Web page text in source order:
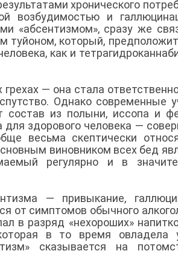
хронического
возбудимостью и
«абсентизмом», сразу же
который,
как и
— она стала
Однако современные
состав из полыни, иссопа и
для здорового человека —
весьма скептически
виновником всех бед
регулярно и в
— привыкание,
от симптомов обычного
в разряд «нехороших»
в то время овладела
сказывается на